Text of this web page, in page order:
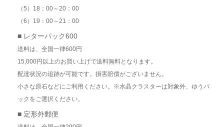
（5）18：00～20：00
（6）19：00～21：00
■ レターパック600
送料は、全国一律600円
15,000円以上のお買い上げで送料無料となります。
配達状況の追跡が可能です。損害賠償がございません。
小さな原石などにご利用ください。※水晶クラスターは対象外、ゆうパ
ックをご選択ください。
■ 定形外郵便